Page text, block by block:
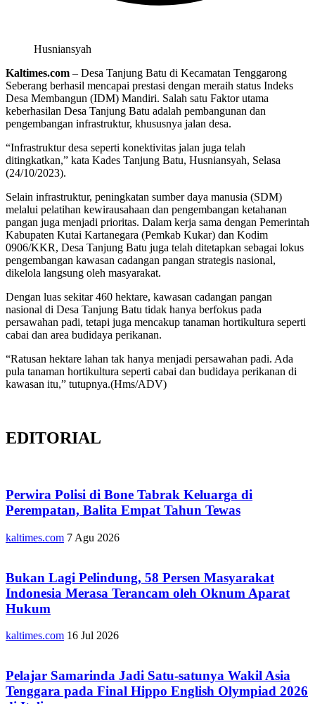
Husniansyah
Kaltimes.com – Desa Tanjung Batu di Kecamatan Tenggarong
Seberang berhasil mencapai prestasi dengan meraih status Indeks
Desa Membangun (IDM) Mandiri. Salah satu Faktor utama
keberhasilan Desa Tanjung Batu adalah pembangunan dan
pengembangan infrastruktur, khususnya jalan desa.
“Infrastruktur desa seperti konektivitas jalan juga telah
ditingkatkan,” kata Kades Tanjung Batu, Husniansyah, Selasa
(24/10/2023).
Selain infrastruktur, peningkatan sumber daya manusia (SDM)
melalui pelatihan kewirausahaan dan pengembangan ketahanan
pangan juga menjadi prioritas. Dalam kerja sama dengan Pemerintah
Kabupaten Kutai Kartanegara (Pemkab Kukar) dan Kodim
0906/KKR, Desa Tanjung Batu juga telah ditetapkan sebagai lokus
pengembangan kawasan cadangan pangan strategis nasional,
dikelola langsung oleh masyarakat.
Dengan luas sekitar 460 hektare, kawasan cadangan pangan
nasional di Desa Tanjung Batu tidak hanya berfokus pada
persawahan padi, tetapi juga mencakup tanaman hortikultura seperti
cabai dan area budidaya perikanan.
“Ratusan hektare lahan tak hanya menjadi persawahan padi. Ada
pula tanaman hortikultura seperti cabai dan budidaya perikanan di
kawasan itu,” tutupnya.(Hms/ADV)
EDITORIAL
Perwira Polisi di Bone Tabrak Keluarga di
Perempatan, Balita Empat Tahun Tewas
kaltimes.com 7 Agu 2026
Bukan Lagi Pelindung, 58 Persen Masyarakat
Indonesia Merasa Terancam oleh Oknum Aparat
Hukum
kaltimes.com 16 Jul 2026
Pelajar Samarinda Jadi Satu-satunya Wakil Asia
Tenggara pada Final Hippo English Olympiad 2026